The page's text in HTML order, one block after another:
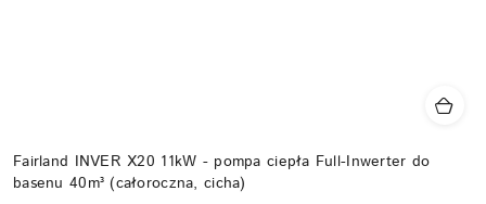
Fairland INVER X20 11kW - pompa ciepła Full-Inwerter do
basenu 40m³ (całoroczna, cicha)